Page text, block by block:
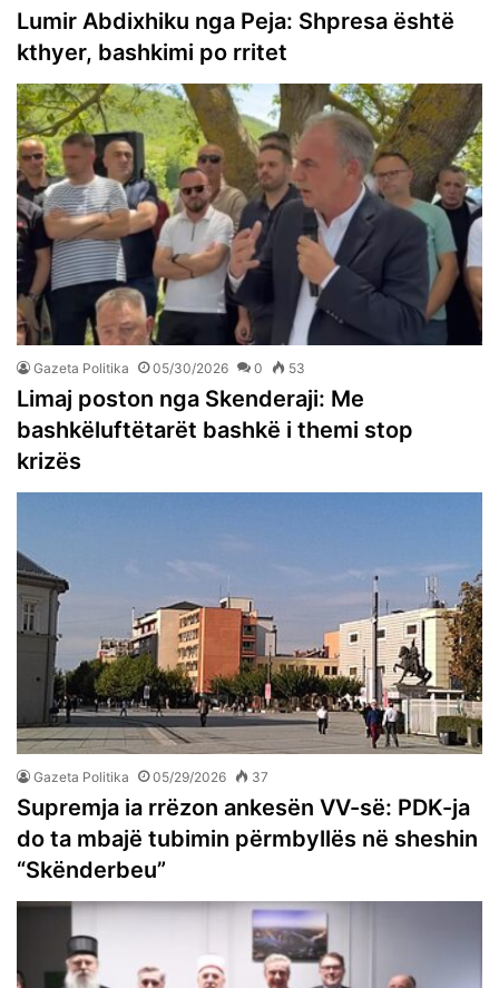
Lumir Abdixhiku nga Peja: Shpresa është
kthyer, bashkimi po rritet
Gazeta Politika 05/30/2026 0 53
Limaj poston nga Skenderaji: Me
bashkëluftëtarët bashkë i themi stop
krizës
Gazeta Politika 05/29/2026 37
Supremja ia rrëzon ankesën VV-së: PDK-ja
do ta mbajë tubimin përmbyllës në sheshin
“Skënderbeu”